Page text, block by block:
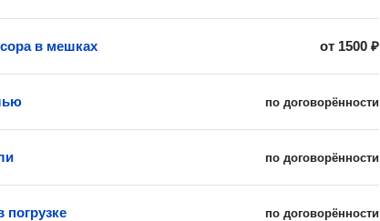
от 1500 ₽
в мешках
по договорённости
по договорённости
по договорённости
погрузке